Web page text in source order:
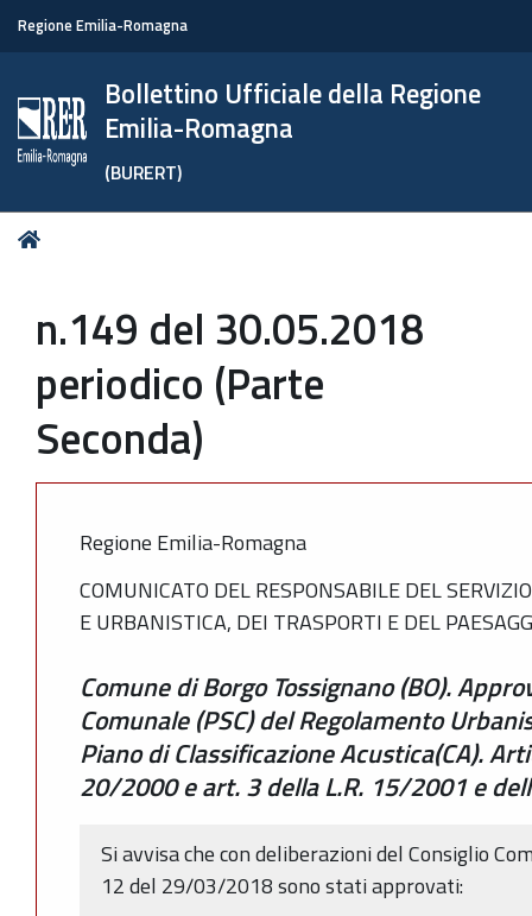
Regione Emilia-Romagna
Bollettino Ufficiale della Regione
Emilia-Romagna
(BURERT)
Tu
n.149 del 30.05.2018
periodico (Parte
Seconda)
Regione Emilia-Romagna
COMUNICATO DEL RESPONSABILE DEL
E URBANISTICA, DEI TRASPORTI E DEL
Comune di Borgo Tossignano (BO).
Comunale (PSC) del Regolamento
Piano di Classificazione Acustica(CA).
20/2000 e art. 3 della L.R. 15/2001 e
Si avvisa che con deliberazioni del Consiglio
12 del 29/03/2018 sono stati approvati: